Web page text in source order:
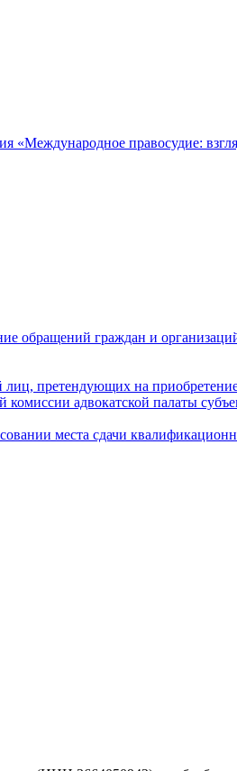
«Международное правосудие:
обращений граждан и
претендующих на приобретение
адвокатской палаты
места сдачи